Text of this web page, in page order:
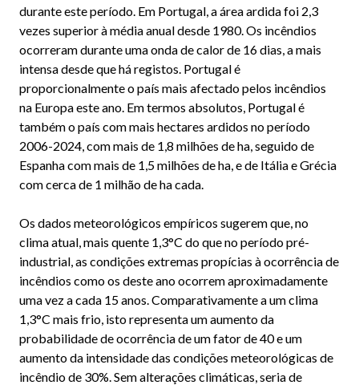
durante este período. Em Portugal, a área ardida foi 2,3
vezes superior à média anual desde 1980. Os incêndios
ocorreram durante uma onda de calor de 16 dias, a mais
intensa desde que há registos. Portugal é
proporcionalmente o país mais afectado pelos incêndios
na Europa este ano. Em termos absolutos, Portugal é
também o país com mais hectares ardidos no período
2006-2024, com mais de 1,8 milhões de ha, seguido de
Espanha com mais de 1,5 milhões de ha, e de Itália e Grécia
com cerca de 1 milhão de ha cada.
Os dados meteorológicos empíricos sugerem que, no
clima atual, mais quente 1,3°C do que no período pré-
industrial, as condições extremas propícias à ocorrência de
incêndios como os deste ano ocorrem aproximadamente
uma vez a cada 15 anos. Comparativamente a um clima
1,3°C mais frio, isto representa um aumento da
probabilidade de ocorrência de um fator de 40 e um
aumento da intensidade das condições meteorológicas de
incêndio de 30%. Sem alterações climáticas, seria de